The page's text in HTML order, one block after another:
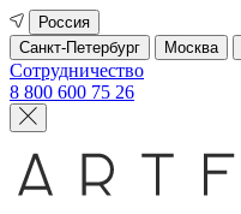
Россия
Санкт-Петербург
Москва
Сотрудничество
8 800 600 75 26